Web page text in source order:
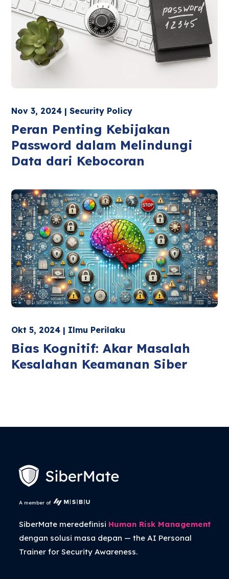
Nov 3, 2024 | Security Policy
Peran Penting Kebijakan
Password dalam Melindungi
Data dari Kebocoran
Okt 5, 2024 | Ilmu Perilaku
Bias Kognitif: Akar Masalah
Kesalahan Keamanan Siber
A member of
SiberMate meredefinisi Human Risk Management
dengan solusi masa depan — theAI Personal
Trainerfor Security Awareness.